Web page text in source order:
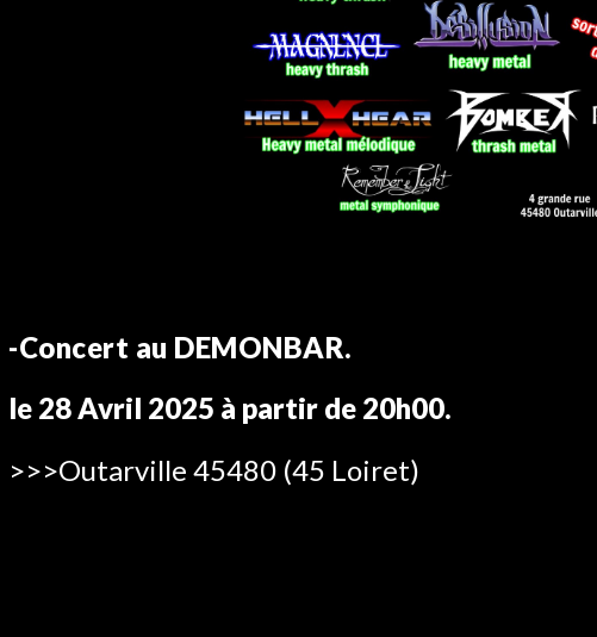
-Concert au DEMONBAR.
le 28 Avril 2025 à partir de 20h00.
>>>Outarville 45480 (45 Loiret)